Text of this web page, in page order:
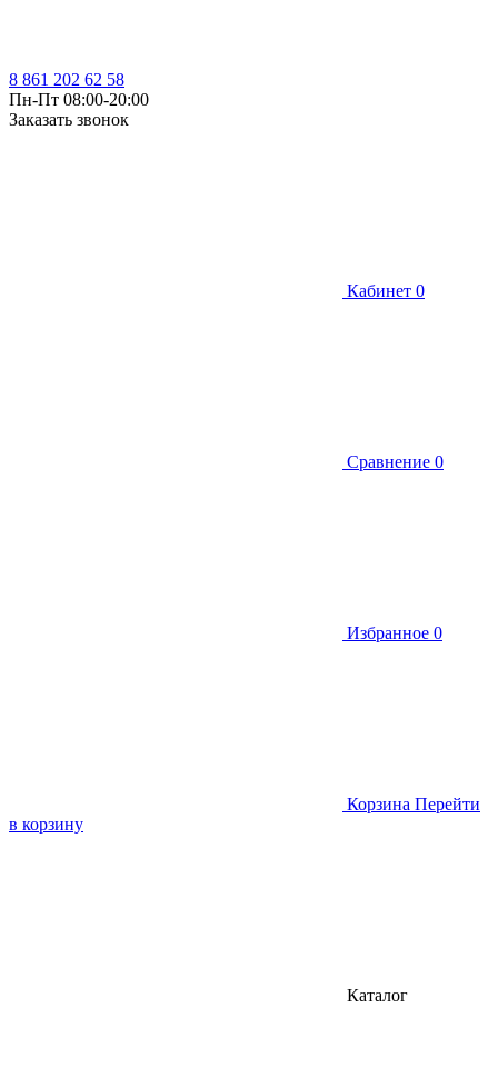
8 861 202 62 58
Пн-Пт 08:00-20:00
Заказать звонок
Кабинет 0
Сравнение 0
Избранное 0
Корзина Перейти
в корзину
Каталог